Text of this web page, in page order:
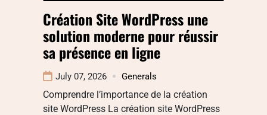
Création Site WordPress une
solution moderne pour réussir
sa présence en ligne
July 07, 2026 Generals
Comprendre l’importance de la création
site WordPress La création site WordPress